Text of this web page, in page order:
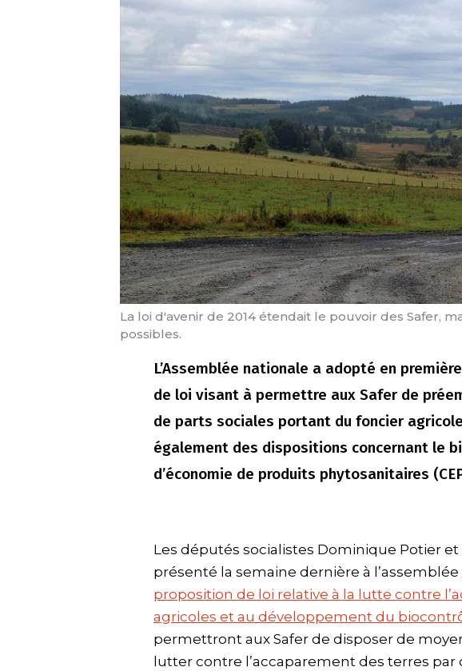
La loi d'avenir de 2014 étendait le pouvoir des Safer,
possibles.
L’Assemblée nationale a adopté en
de loi visant à permettre aux Safer de
de parts sociales portant du foncier
également des dispositions concernant le
d’économie de produits phytosanitaires
Les députés socialistes Dominique Potier et
présenté la semaine dernière à
proposition de loi relative à la lutte contre
agricoles et au développement du
permettront aux Safer de disposer de
lutter contre l’accaparement des terres par